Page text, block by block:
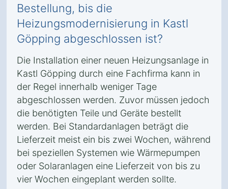
Bestellung, bis die
Heizungsmodernisierung in Kastl
Göpping abgeschlossen ist?
Die Installation einer neuen Heizungsanlage in
Kastl Göpping durch eine Fachfirma kann in
der Regel innerhalb weniger Tage
abgeschlossen werden. Zuvor müssen jedoch
die benötigten Teile und Geräte bestellt
werden. Bei Standardanlagen beträgt die
Lieferzeit meist ein bis zwei Wochen, während
bei speziellen Systemen wie Wärmepumpen
oder Solaranlagen eine Lieferzeit von bis zu
vier Wochen eingeplant werden sollte.